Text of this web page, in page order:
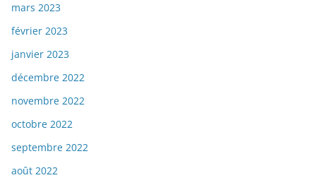
mars 2023
février 2023
janvier 2023
décembre 2022
novembre 2022
octobre 2022
septembre 2022
août 2022